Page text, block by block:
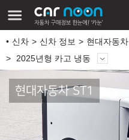
신차 신차 정보 현대자동차
2025년형 카고 냉동
현대자동차 ST1